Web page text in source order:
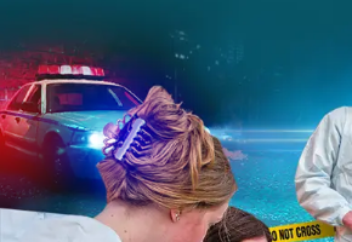
INT AT
ES
IT
NL
Tickets buchen